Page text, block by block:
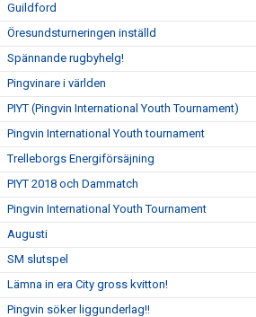
Guildford
Öresundsturneringen inställd
Spännande rugbyhelg!
Pingvinare i världen
PIYT (Pingvin International Youth Tournament)
Pingvin International Youth tournament
Trelleborgs Energiförsäjning
PIYT 2018 och Dammatch
Pingvin International Youth Tournament
Augusti
SM slutspel
Lämna in era City gross kvitton!
Pingvin söker liggunderlag!!